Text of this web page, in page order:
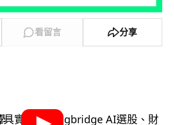
看留言 分享